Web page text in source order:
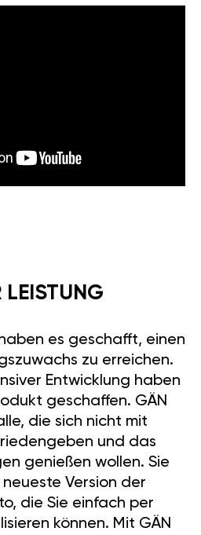
LEISTUNG
es geschafft, einen
zu erreichen.
Entwicklung haben
geschaffen. GÄN
die sich nicht mit
und das
genießen wollen. Sie
Version der
die Sie einfach per
können. Mit GÄN